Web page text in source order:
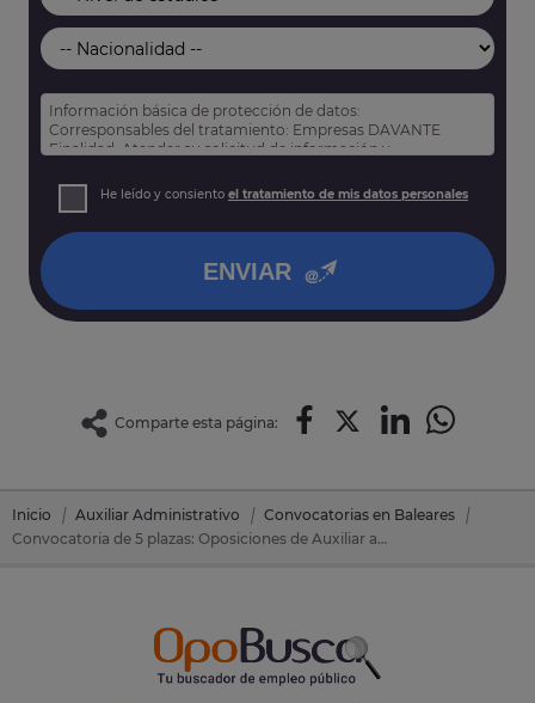
Información básica de protección de datos:
Corresponsables del tratamiento: Empresas DAVANTE
Finalidad: Atender su solicitud de información y
Derechos: Puede acceder, rectificar y suprimir sus datos,
así como otros derechos tal y como se explica en nuestra
He leído y consiento el tratamiento de mis datos personales
ENVIAR
Comparte esta página:
Inicio Auxiliar Administrativo
Convocatorias en Baleares
Convocatoria de 5 plazas: Oposiciones de Auxiliar administrativo en Inca (Baleares)